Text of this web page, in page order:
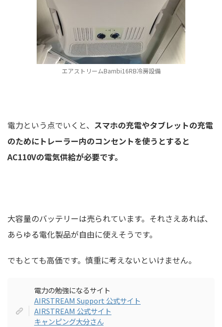
エアストリームBambi16RB冷房設備
電力という点でいくと、 スマホの充電やタブレットの充電
のためにトレーラー内のコンセントを使うとすると
AC110Vの電気供給が必要です。
大容量のバッテリーは売られています。それさえあれば、
あらゆる電化製品が自由に使えそうです。
でもとても高価です。慎重に考えないといけません。
電力の勉強になるサイト
AIRSTREAM Support 公式サイト
AIRSTREAM 公式サイト
キャンピング大分さん